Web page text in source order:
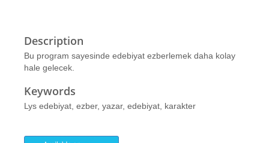
Description
Bu program sayesinde edebiyat ezberlemek daha kolay
hale gelecek.
Keywords
Lys edebiyat, ezber, yazar, edebiyat, karakter